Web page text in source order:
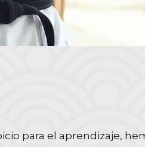
para el aprendizaje,